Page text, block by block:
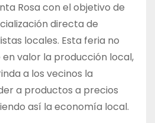
Rosa con el objetivo de
directa de
locales. Esta feria no
en valor la producción local,
a los vecinos la
a productos a precios
así la economía local.